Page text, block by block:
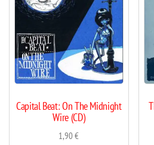
Capital Beat: On The Midnight
Wire (CD)
1,90€